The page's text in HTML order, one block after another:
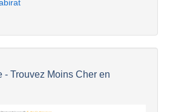
- Trouvez Moins Cher en